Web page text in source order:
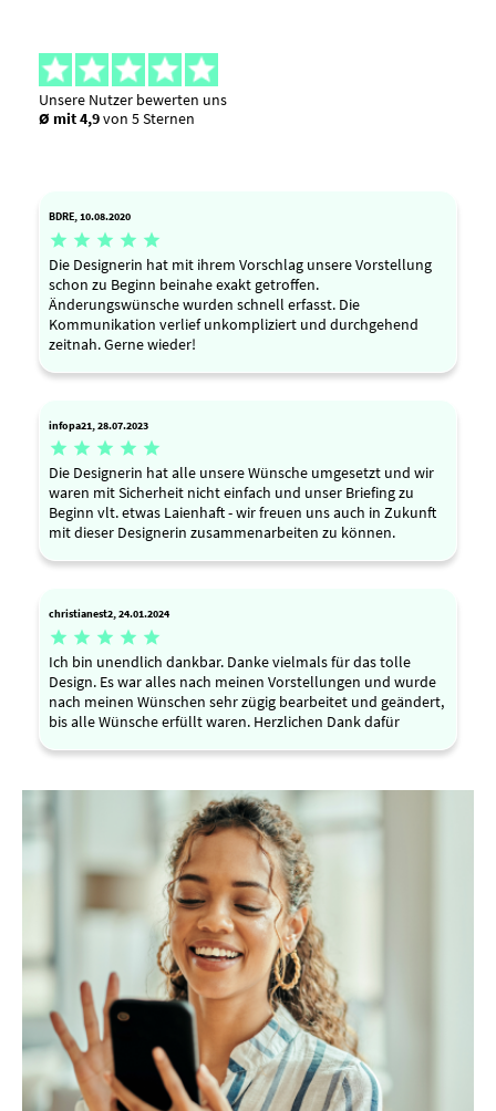
Unsere Nutzer bewerten uns
Ø mit 4,9von 5 Sternen
BDRE, 10.08.2020
    
Die Designerin hat mit ihrem Vorschlag unsere Vorstellung
schon zu Beginn beinahe exakt getroffen.
Änderungswünsche wurden schnell erfasst. Die
Kommunikation verlief unkompliziert und durchgehend
zeitnah. Gerne wieder!
infopa21, 28.07.2023
    
Die Designerin hat alle unsere Wünsche umgesetzt und wir
waren mit Sicherheit nicht einfach und unser Briefing zu
Beginn vlt. etwas Laienhaft - wir freuen uns auch in Zukunft
mit dieser Designerin zusammenarbeiten zu können.
christianest2, 24.01.2024
    
Ich bin unendlich dankbar. Danke vielmals für das tolle
Design. Es war alles nach meinen Vorstellungen und wurde
nach meinen Wünschen sehr zügig bearbeitet und geändert,
bis alle Wünsche erfüllt waren. Herzlichen Dank dafür